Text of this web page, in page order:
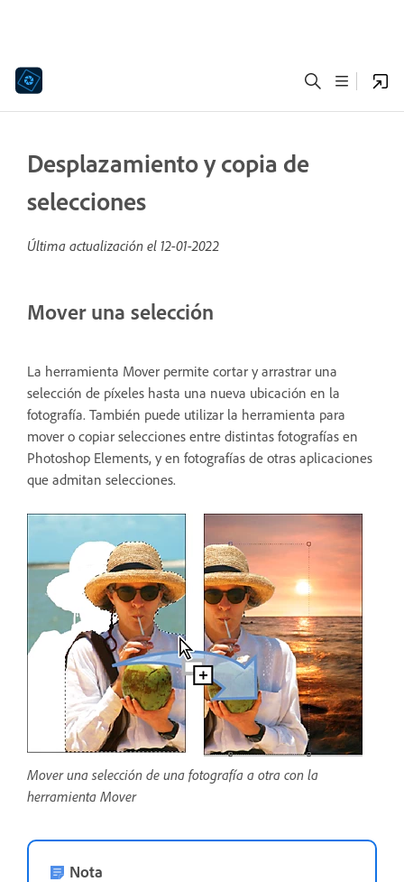
Desplazamiento y copia de
selecciones
Última actualización el 12-01-2022
Mover una selección
La herramienta Mover permite cortar y arrastrar una
selección de píxeles hasta una nueva ubicación en la
fotografía. También puede utilizar la herramienta para
mover o copiar selecciones entre distintas fotografías en
Photoshop Elements, y en fotografías de otras aplicaciones
que admitan selecciones.
Mover una selección de una fotografía a otra con la
herramienta Mover
Nota